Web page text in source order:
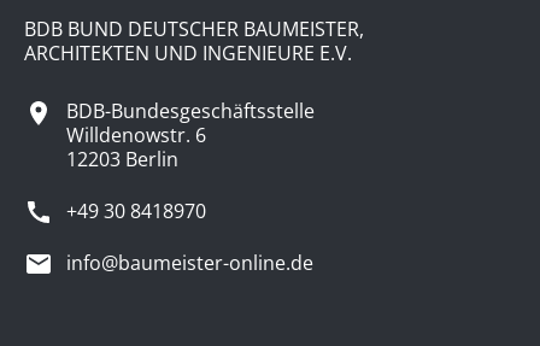
BDB BUND DEUTSCHER BAUMEISTER,
ARCHITEKTEN UND INGENIEURE E.V.
BDB-Bundesgeschäftsstelle
Willdenowstr. 6
12203 Berlin
+49 30 8418970
info@baumeister-online.de